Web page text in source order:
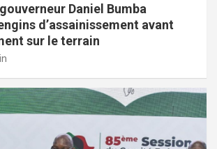
Daniel Bumba
d’assainissement avant
sur le terrain